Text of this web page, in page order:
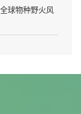
球物种野火风